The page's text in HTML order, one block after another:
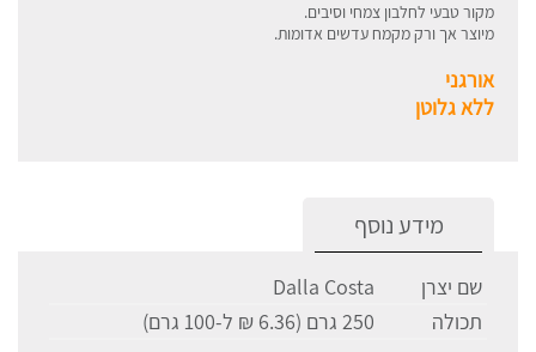
מקור טבעי לחלבון צמחי וסיבים.
מיוצר אך ורק מקמח עדשים אדומות.
אורגני
ללא גלוטן
מידע נוסף
שם יצרן
Dalla Costa
תכולה
250 גרם (6.36 ₪ ל-100 גרם)